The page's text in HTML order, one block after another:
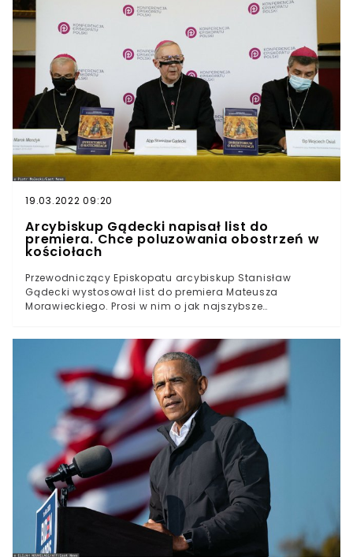
takiej decyzji ma być fakt, iż prezes PiS chce skupić się
na partiiW opinii wicepremiera Jarosława Kaczyńskiego
Prawo i Sprawiedliwość ma być nieco
„zaniedbane”Zbliżająca decyzja o odejściu z rządu ma
być również powiązana z koniecznością rozpoczęcia
działań przed kampanią wyborczą i samymi wyborami,
które odbędą się na wiosnę 2022 rokuZaskakujące
wiadomości na temat przyszłości Jarosława
Kaczyńskiego w rządzie. Czyżby premier Mateusz
Morawiecki miał już niedługo przyjąć dymisję prezesa
PiS?Nieoficjalne źródła Super Expressu przekazały, iż
opcję. Powodem ma być stan jego partii politycznej.
19.03.2022 09:20
Arcybiskup Gądecki napisał list do
premiera. Chce poluzowania obostrzeń w
kościołach
Przewodniczący Episkopatu arcybiskup Stanisław
Gądecki wystosował list do premiera Mateusza
Morawieckiego. Prosi w nim o jak najszybsze
zamieszczony został na oficjalnej stronie KEP-u. Abp
Stanisław Gądecki nalega na zmniejszenie obostrzeńW
wyniku nałożonych przez rząd obostrzeń mających
przeciwdziałać rozprzestrzenianiu się koronawirusa, w
kościołach oraz innych miejscach kultu religijnego na
15 m2 powierzchni przypadać może tylko jedna osoba.
Wprowadzone 4 maja regulacje wynikają z
polepszającej się sytuacji pandemicznej w Polsce -
ilość osób mogących uczestniczyć w nabożeństwach
została zwiększona w porównaniu z tą, która
obowiązywała jeszcze w kwietniu. Okazuje się jednak, że
dla Episkopatu to wciąż zbyt uciążliwe ograniczenia.
Jego przewodniczący, metropolita poznański abp
Stanisław Gądecki wystosował do premiera RP oficjalne
pismo. Nawołuje w nim do natychmiastowego